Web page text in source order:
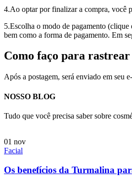
4.Ao optar por finalizar a compra, você
5.Escolha o modo de pagamento (clique
bem como a forma de pagamento. Em
Como faço para rastrear
Após a postagem, será enviado em seu
NOSSO BLOG
Tudo que você precisa saber sobre
01 nov
Facial
Os benefícios da Turmalina